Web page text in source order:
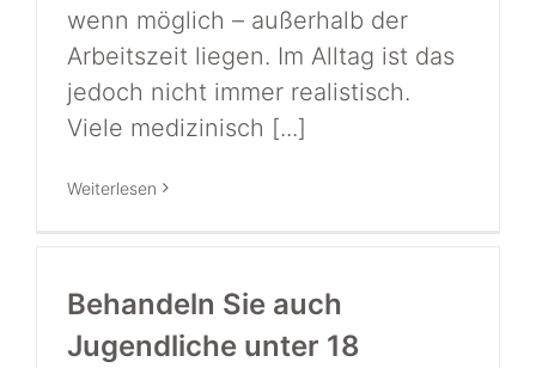
wenn möglich – außerhalb der
Arbeitszeit liegen. Im Alltag ist das
jedoch nicht immer realistisch.
Viele medizinisch [...]
Weiterlesen
Behandeln Sie auch
Jugendliche unter 18